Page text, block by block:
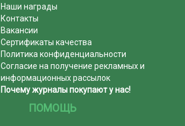
Наши награды
Контакты
Вакансии
Сертификаты качества
Политика конфиденциальности
Согласие на получение рекламных и
информационных рассылок
Почему журналы покупают у нас!
ПОМОЩЬ